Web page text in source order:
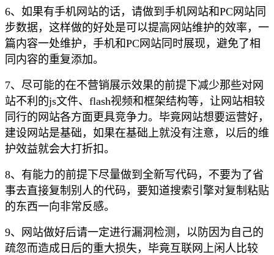
6、如果有手机网站的话，请做到手机网站和PC网站同
步数据，这样做的好处是可以提高网站维护的效率，一
篇内容一处维护，手机和PC网站同时展现，避免了相
同内容的重复添加。
7、尽可能的在不营销展示效果的前提下减少那些对网
站不利的js文件、flash视频和框架结构等，让网站相较
同行的网站各方面更具竞争力。毕竟网站想要运营好，
建设网站是基础，如果在基础上就没有注意，以后的维
护效益就会大打折扣。
8、有能力的前提下尽量做到全新写代码，不要为了省
事去直接复制别人的代码，要知道搜索引擎对复制粘贴
的东西一向非常反感。
9、网站做好后请一定进行漏洞检测，以防因为自己的
疏忽而造成日后的重大损失，毕竟互联网上闲人比较